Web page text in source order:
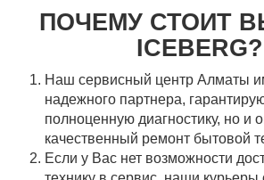
ПОЧЕМУ СТОИТ
ICEBERG?
Наш сервисный центр Алматы
надежного партнера,
полноценную диагностику, но и
качественный ремонт бытовой
Если у Вас нет возможности